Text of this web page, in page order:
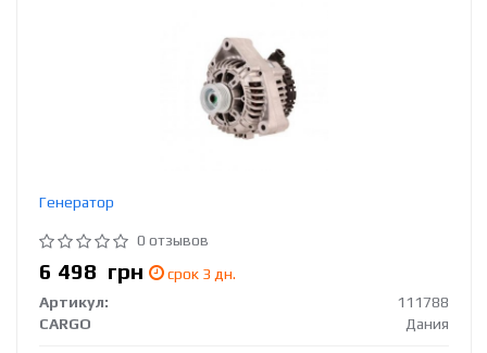
Генератор
0 отзывов
6 498 грн
срок 3 дн.
Артикул:
111788
CARGO
Дания